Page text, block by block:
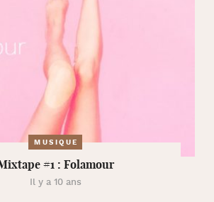
MUSIQUE
#1 : Folamour
Il y a 10 ans